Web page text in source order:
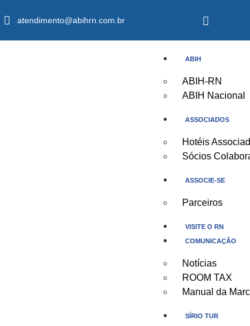
atendimento@abihrn.com.br
ABIH
ABIH-RN
ABIH Nacional
ASSOCIADOS
Hotéis
Sócios
ASSOCIE-SE
Parceiros
VISITE O RN
COMUNICAÇÃO
Notícias
ROOM TAX
Manual da
SÍRIO TUR